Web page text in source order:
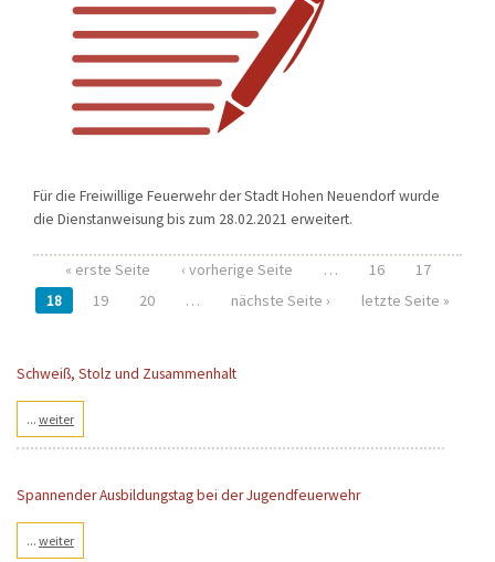
Für die Freiwillige Feuerwehr der Stadt Hohen Neuendorf wurde
die Dienstanweisung bis zum 28.02.2021 erweitert.
Seiten
« erste Seite ‹ vorherige Seite … 16
17
18
19 20 … nächste Seite › letzte Seite »
Schweiß, Stolz und Zusammenhalt
... weiter
Spannender Ausbildungstag bei der Jugendfeuerwehr
... weiter